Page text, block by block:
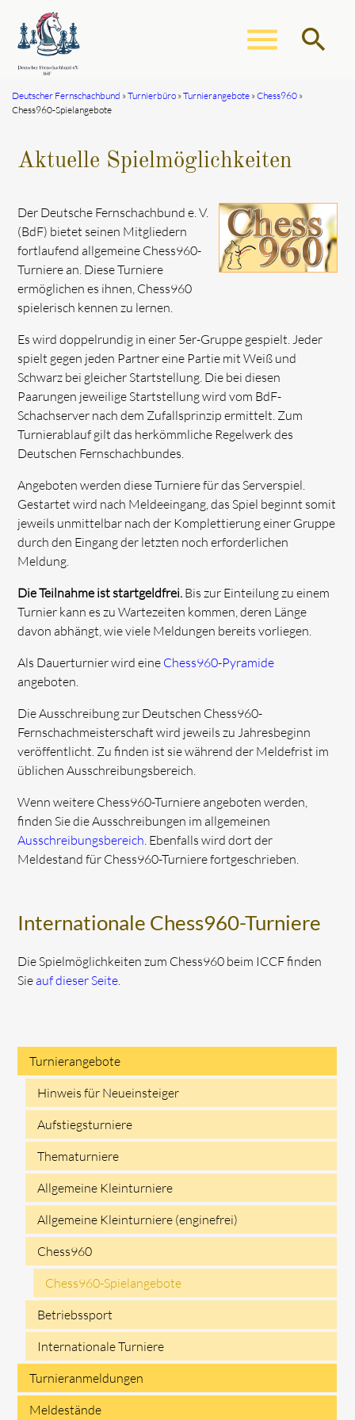
menu search
Suchbegriffe
Deutscher Fernschachbund Turnierbüro Turnierangebote Chess960
Chess960-Spielangebote
Aktuelle Spielmöglichkeiten
Der Deutsche Fernschachbund e. V.
(BdF) bietet seinen Mitgliedern
fortlaufend allgemeine Chess960-
Turniere an. Diese Turniere
ermöglichen es ihnen, Chess960
spielerisch kennen zu lernen.
Es wird doppelrundig in einer 5er-Gruppe gespielt. Jeder
spielt gegen jeden Partner eine Partie mit Weiß und
Schwarz bei gleicher Startstellung. Die bei diesen
Paarungen jeweilige Startstellung wird vom BdF-
Schachserver nach dem Zufallsprinzip ermittelt. Zum
Turnierablauf gilt das herkömmliche Regelwerk des
Deutschen Fernschachbundes.
Angeboten werden diese Turniere für das Serverspiel.
Gestartet wird nach Meldeeingang, das Spiel beginnt somit
jeweils unmittelbar nach der Komplettierung einer Gruppe
durch den Eingang der letzten noch erforderlichen
Meldung.
Die Teilnahme ist startgeldfrei. Bis zur Einteilung zu einem
Turnier kann es zu Wartezeiten kommen, deren Länge
davon abhängt, wie viele Meldungen bereits vorliegen.
Als Dauerturnier wird eine Chess960-Pyramide
angeboten.
Die Ausschreibung zur Deutschen Chess960-
Fernschachmeisterschaft wird jeweils zu Jahresbeginn
veröffentlicht. Zu finden ist sie während der Meldefrist im
üblichen Ausschreibungsbereich.
Wenn weitere Chess960-Turniere angeboten werden,
finden Sie die Ausschreibungen im allgemeinen
Ausschreibungsbereich . Ebenfalls wird dort der
Meldestand für Chess960-Turniere fortgeschrieben.
Internationale Chess960-Turniere
Die Spielmöglichkeiten zum Chess960 beim ICCF finden
Sieauf dieser Seite
Navigation
überspringen
Turnierangebote
Hinweis für Neueinsteiger
Aufstiegsturniere
Thematurniere
Allgemeine Kleinturniere
Allgemeine Kleinturniere (enginefrei)
Chess960
Chess960-Spielangebote
Betriebssport
Internationale Turniere
Turnieranmeldungen
Meldestände